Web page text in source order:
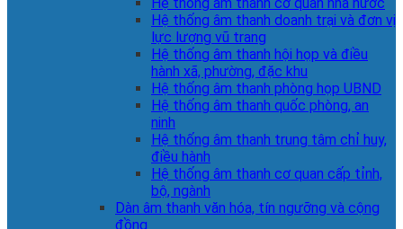
Hệ thống âm thanh doanh trại và đơn vị
lực lượng vũ trang
Hệ thống âm thanh hội họp và điều
hành xã, phường, đặc khu
Hệ thống âm thanh phòng họp UBND
Hệ thống âm thanh quốc phòng, an
ninh
Hệ thống âm thanh trung tâm chỉ huy,
điều hành
Hệ thống âm thanh cơ quan cấp tỉnh,
bộ, ngành
Dàn âm thanh văn hóa, tín ngưỡng và cộng
đồng